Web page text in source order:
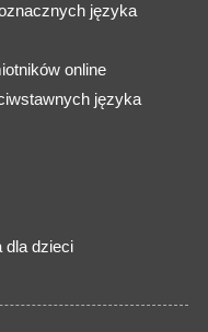
języka
online
języka
dla dzieci